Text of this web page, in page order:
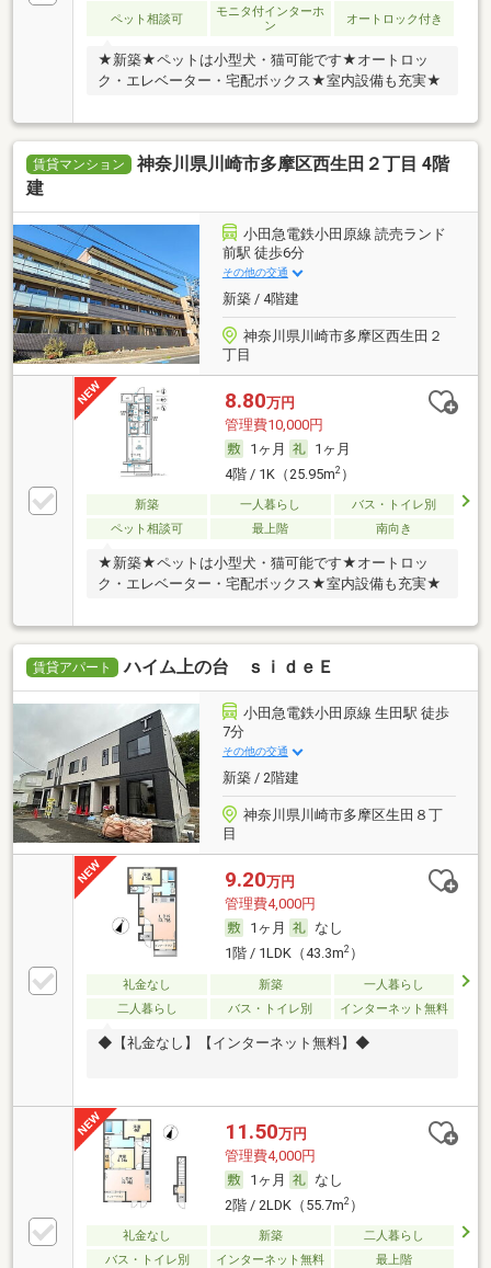
ペット相談可
モニタ付インターホ
ン
オートロック付き
★新築★ペットは小型犬・猫可能です★オートロッ
ク・エレベーター・宅配ボックス★室内設備も充実★
賃貸マンション
神奈川県川崎市多摩区西生田２丁目 4階
建
小田急電鉄小田原線 読売ランド
前駅 徒歩6分
その他の交通
新築 / 4階建
神奈川県川崎市多摩区西生田２
丁目
8.80万円
管理費10,000円
1ヶ月
1ヶ月
4階 / 1K（25.95m2）
新築 一人暮らし
バス・トイレ別
ペット相談可
最上階 南向き
★新築★ペットは小型犬・猫可能です★オートロッ
ク・エレベーター・宅配ボックス★室内設備も充実★
賃貸アパート ハイム上の台 ｓｉｄｅＥ
小田急電鉄小田原線 生田駅 徒歩
7分
その他の交通
新築 / 2階建
神奈川県川崎市多摩区生田８丁
目
9.20万円
管理費4,000円
1ヶ月
なし
1階 / 1LDK（43.3m2）
礼金なし 新築
一人暮らし
二人暮らし
バス・トイレ別 インターネット無料
◆【礼金なし】【インターネット無料】◆
11.50万円
管理費4,000円
1ヶ月
なし
2階 / 2LDK（55.7m2）
礼金なし 新築
二人暮らし
バス・トイレ別
インターネット無料 最上階